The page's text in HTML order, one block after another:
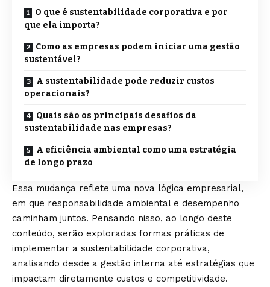
O que é sustentabilidade corporativa e por
que ela importa?
Como as empresas podem iniciar uma gestão
sustentável?
A sustentabilidade pode reduzir custos
operacionais?
Quais são os principais desafios da
sustentabilidade nas empresas?
A eficiência ambiental como uma estratégia
de longo prazo
Essa mudança reflete uma nova lógica empresarial,
em que responsabilidade ambiental e desempenho
caminham juntos. Pensando nisso, ao longo deste
conteúdo, serão exploradas formas práticas de
implementar a sustentabilidade corporativa,
analisando desde a gestão interna até estratégias que
impactam diretamente custos e competitividade.